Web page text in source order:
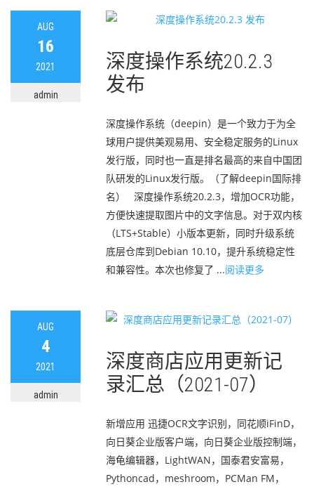
AUG
16
2021
admin
深度操作系统20.2.3
发布
深度操作系统（deepin）是一个致力于为全
球用户提供美观易用、安全稳定服务的Linux
发行版，同时也一直是排名最高的来自中国团
队研发的Linux发行版。（了解deepin国际排
名） 深度操作系统20.2.3，增加OCR功能，
方便快速提取图片中的文字信息。对于双内核
（LTS+Stable）小版本更新，同时升级系统
底层仓库到Debian 10.10，提升系统稳定性
和兼容性。本次也修复了 ...阅读更多
AUG
4
2021
admin
深度商店应用更新记
录汇总（2021-07）
新增应用 迅捷OCR文字识别，同花顺iFinD，
向日葵企业版客户端，向日葵企业版控制端，
海龟编辑器，LightWAN，国泰君安富易，
Pythoncad，meshroom，PCMan FM，